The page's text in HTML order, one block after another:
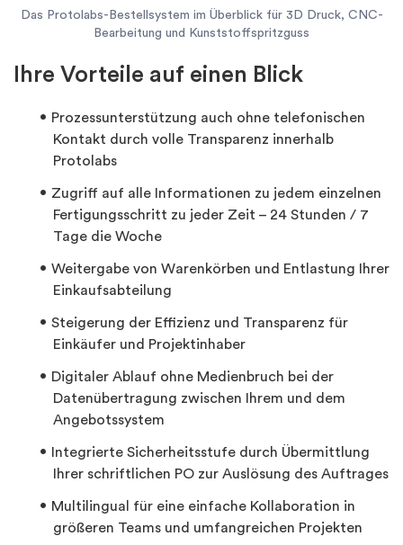
Das Protolabs-Bestellsystem im Überblick für 3D Druck, CNC-
Bearbeitung und Kunststoffspritzguss
Ihre Vorteile auf einen Blick
Prozessunterstützung auch ohne telefonischen
Kontakt durch volle Transparenz innerhalb
Protolabs
Zugriff auf alle Informationen zu jedem einzelnen
Fertigungsschritt zu jeder Zeit – 24 Stunden / 7
Tage die Woche
Weitergabe von Warenkörben und Entlastung Ihrer
Einkaufsabteilung
Steigerung der Effizienz und Transparenz für
Einkäufer und Projektinhaber
Digitaler Ablauf ohne Medienbruch bei der
Datenübertragung zwischen Ihrem und dem
Angebotssystem
Integrierte Sicherheitsstufe durch Übermittlung
Ihrer schriftlichen PO zur Auslösung des Auftrages
Multilingual für eine einfache Kollaboration in
größeren Teams und umfangreichen Projekten